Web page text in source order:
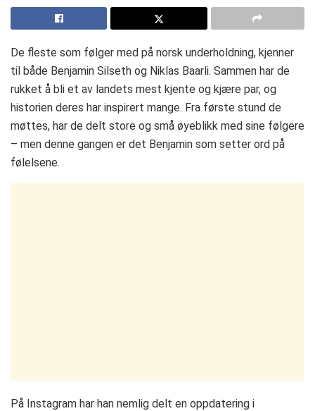
De fleste som følger med på norsk underholdning, kjenner
til både Benjamin Silseth og Niklas Baarli. Sammen har de
rukket å bli et av landets mest kjente og kjære par, og
historien deres har inspirert mange. Fra første stund de
møttes, har de delt store og små øyeblikk med sine følgere
– men denne gangen er det Benjamin som setter ord på
følelsene.
På Instagram har han nemlig delt en oppdatering i